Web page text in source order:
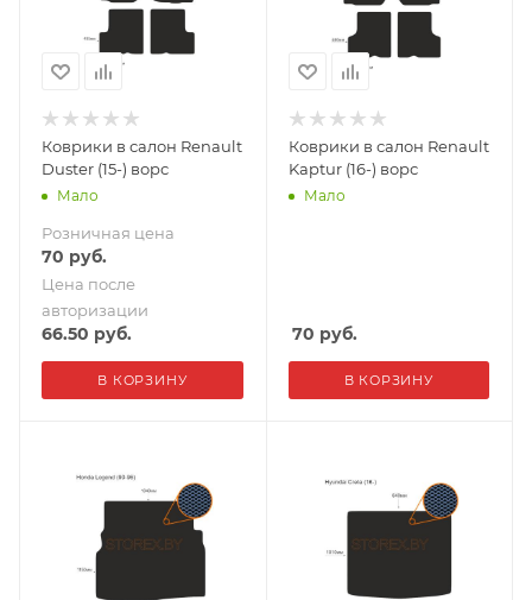
Коврики в салон Renault
Duster (15-) ворс
Мало
Розничная цена
70 руб.
Цена после
авторизации
66.50 руб.
В КОРЗИНУ
Коврики в салон Renault
Kaptur (16-) ворс
Мало
70 руб.
В КОРЗИНУ